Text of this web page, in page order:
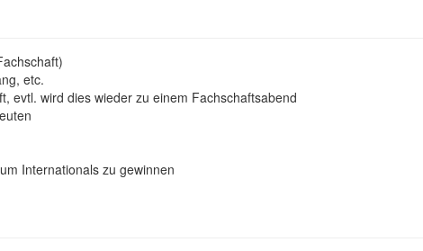
etc.
evtl. wird dies wieder zu einem Fachschaftsabend
Internationals zu gewinnen